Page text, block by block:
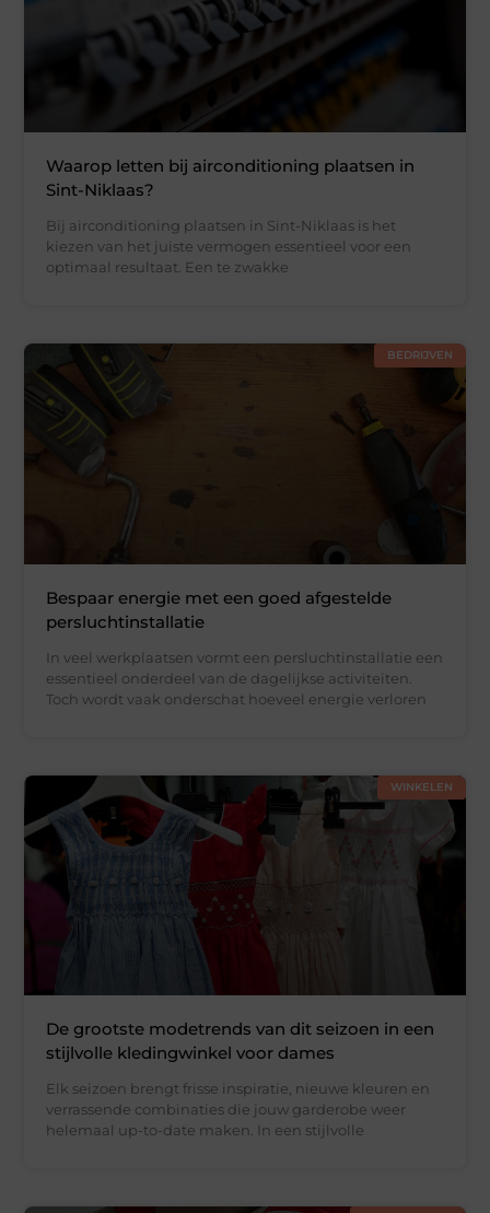
Waarop letten bij airconditioning plaatsen in
Sint-Niklaas?
Bij airconditioning plaatsen in Sint-Niklaas is het
kiezen van het juiste vermogen essentieel voor een
optimaal resultaat. Een te zwakke
BEDRIJVEN
Bespaar energie met een goed afgestelde
persluchtinstallatie
In veel werkplaatsen vormt een persluchtinstallatie een
essentieel onderdeel van de dagelijkse activiteiten.
Toch wordt vaak onderschat hoeveel energie verloren
WINKELEN
De grootste modetrends van dit seizoen in een
stijlvolle kledingwinkel voor dames
Elk seizoen brengt frisse inspiratie, nieuwe kleuren en
verrassende combinaties die jouw garderobe weer
helemaal up-to-date maken. In een stijlvolle